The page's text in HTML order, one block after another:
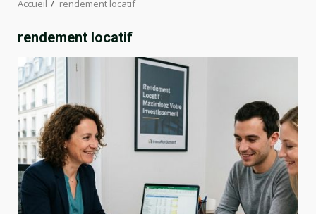
Accueil rendement locatif
rendement locatif